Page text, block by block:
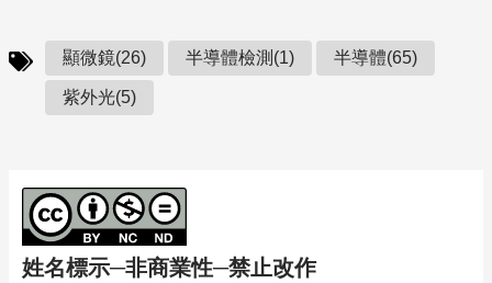
顯微鏡(26) 半導體檢測(1) 半導體(65)
紫外光(5)
姓名標示─非商業性─禁止改作